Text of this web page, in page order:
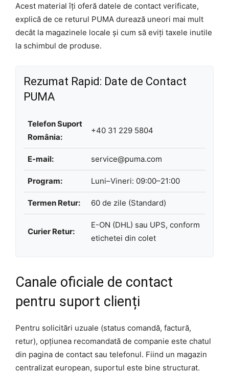
Acest material îți oferă datele de contact verificate,
explică de ce returul PUMA durează uneori mai mult
decât la magazinele locale și cum să eviți taxele inutile
la schimbul de produse.
Rezumat Rapid: Date de Contact
PUMA
Telefon Suport
România:
+40 31 229 5804
E-mail: service@puma.com
Program: Luni–Vineri: 09:00–21:00
Termen Retur: 60 de zile (Standard)
Curier Retur:
E-ON (DHL) sau UPS, conform
etichetei din colet
Canale oficiale de contact
pentru suport clienți
Pentru solicitări uzuale (status comandă, factură,
retur), opțiunea recomandată de companie este chatul
din pagina de contact sau telefonul. Fiind un magazin
centralizat european, suportul este bine structurat.